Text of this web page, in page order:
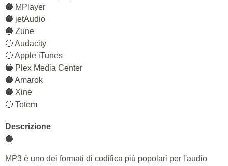
🔵 MPlayer
🔵 jetAudio
🔵 Zune
🔵 Audacity
🔵 Apple iTunes
🔵 Plex Media Center
🔵 Amarok
🔵 Xine
🔵 Totem
Descrizione
🔵
MP3 è uno dei formati di codifica più popolari per l'audio